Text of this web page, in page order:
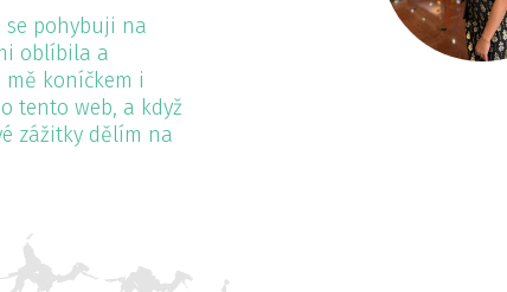
se pohybuji na
oblíbila a
mě koníčkem i
tento web, a když
zážitky dělím na